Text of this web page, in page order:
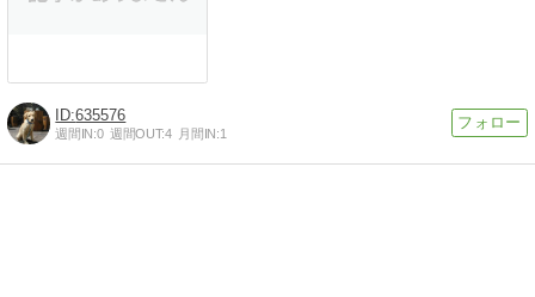
635576
週間IN:0 週間OUT:4 月間IN:1